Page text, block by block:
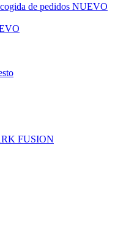
de pedidos NUEVO
FUSION